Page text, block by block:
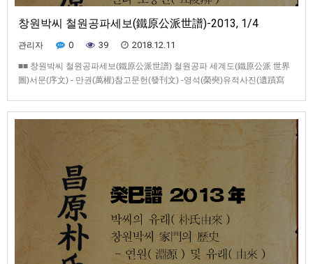
창원박씨 철원공파세보(鐵原公派世譜)-2013, 1/4
관리자 0 39 2018.12.11
■■ 창원박씨 철원공파세보(鐵原公派世譜) 철원공파 세계도(鐵原公派 世界
圖)서문(序文) - 만권(萬權)참고문헌(發刊文) -영석(榮奭)유적사진(遺蹟寫